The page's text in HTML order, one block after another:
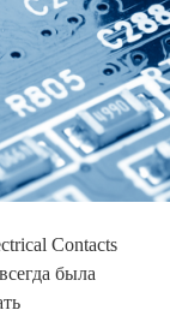
Contacts
была